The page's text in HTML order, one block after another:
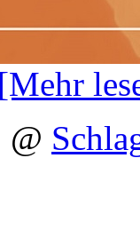
[Mehr
@